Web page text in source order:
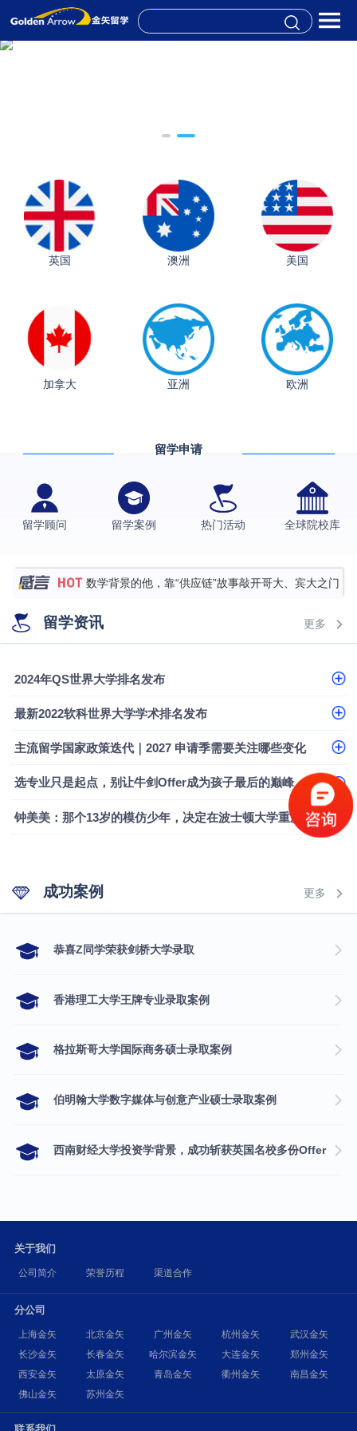
英国 澳洲 美国
加拿大 亚洲 欧洲
留学申请
留学顾问 留学案例 热门活动 全球院校库
从上海财大2+2到谢菲尔德：低均分逆袭QS百强金
伯明翰大学数字媒体与创意产业硕士录取案例
西南财经大学投资学背景，成功斩获英国名校多份
硕士录取
数学背景的他，靠“供应链”故事敲开哥大、宾大之门
专科逆袭伦敦大学学院UCL录取案例解析
香港浸会大学伦理与公共事务硕士录取
留学资讯 更多
2024年QS世界大学排名发布
最新2022软科世界大学学术排名发布
主流留学国家政策迭代｜2027 申请季需要关注哪些变化
选专业只是起点，别让牛剑Offer成为孩子最后的巅峰
钟美美：那个13岁的模仿少年，决定在波士顿大学重新定义自己
成功案例 更多
​恭喜Z同学荣获剑桥大学录取
香港理工大学王牌专业录取案例
格拉斯哥大学国际商务硕士录取案例
伯明翰大学数字媒体与创意产业硕士录取案例
西南财经大学投资学背景，成功斩获英国名校多份Offer
关于我们
公司简介 荣誉历程 渠道合作
分公司
上海金矢 北京金矢 广州金矢 杭州金矢
武汉金矢
长沙金矢
长春金矢 哈尔滨金矢 大连金矢
郑州金矢
西安金矢
太原金矢 青岛金矢 衢州金矢
南昌金矢
佛山金矢
苏州金矢